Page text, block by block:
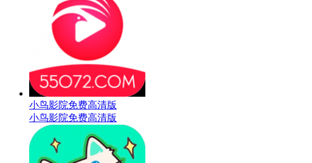
小鸟影院免费高清版
小鸟影院免费高清版